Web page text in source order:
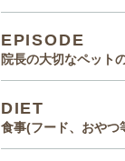
EPISODE
院長の大切なペット
DIET
食事(フード、おやつ